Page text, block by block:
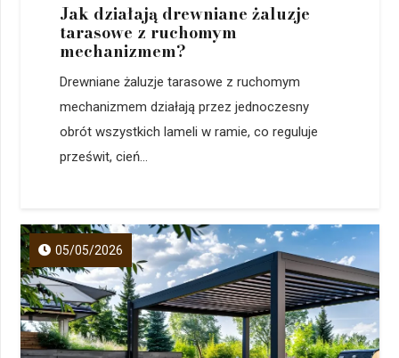
Jak działają drewniane żaluzje
tarasowe z ruchomym
mechanizmem?
Drewniane żaluzje tarasowe z ruchomym
mechanizmem działają przez jednoczesny
obrót wszystkich lameli w ramie, co reguluje
prześwit, cień...
05/05/2026